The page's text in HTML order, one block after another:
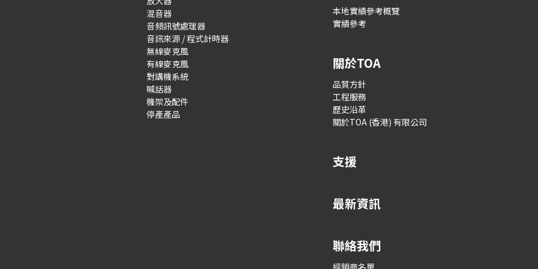
混音器
音頻訊號處理器
音訊來源 / 程式計時器
無線麥克風
有線麥克風
對講機系統
喊話器
機架及配件
停產產品
本地實績參考概覽
實績參考
關於TOA
品質方針
工程服務
歷史沿革
關於TOA (香港) 有限公司
支援
最新資訊
聯絡我們
經銷商名單